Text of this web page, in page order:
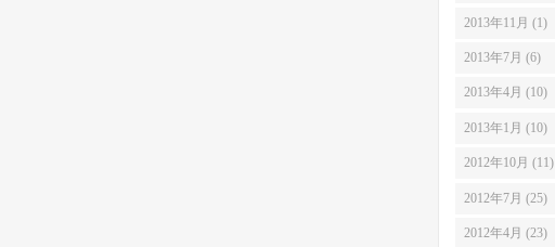
2013年11月 (1)
2013年7月 (6)
2013年4月 (10)
2013年1月 (10)
2012年10月 (11)
2012年7月 (25)
2012年4月 (23)